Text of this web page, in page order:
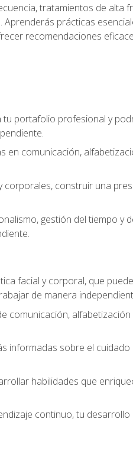
tratamientos de alta
prácticas
recomendaciones
portafolio profesional y
comunicación,
construir una
gestión del tiempo y
facial y corporal, que
de manera
comunicación, alfabetización
informadas sobre el cuidado
habilidades que
continuo, tu